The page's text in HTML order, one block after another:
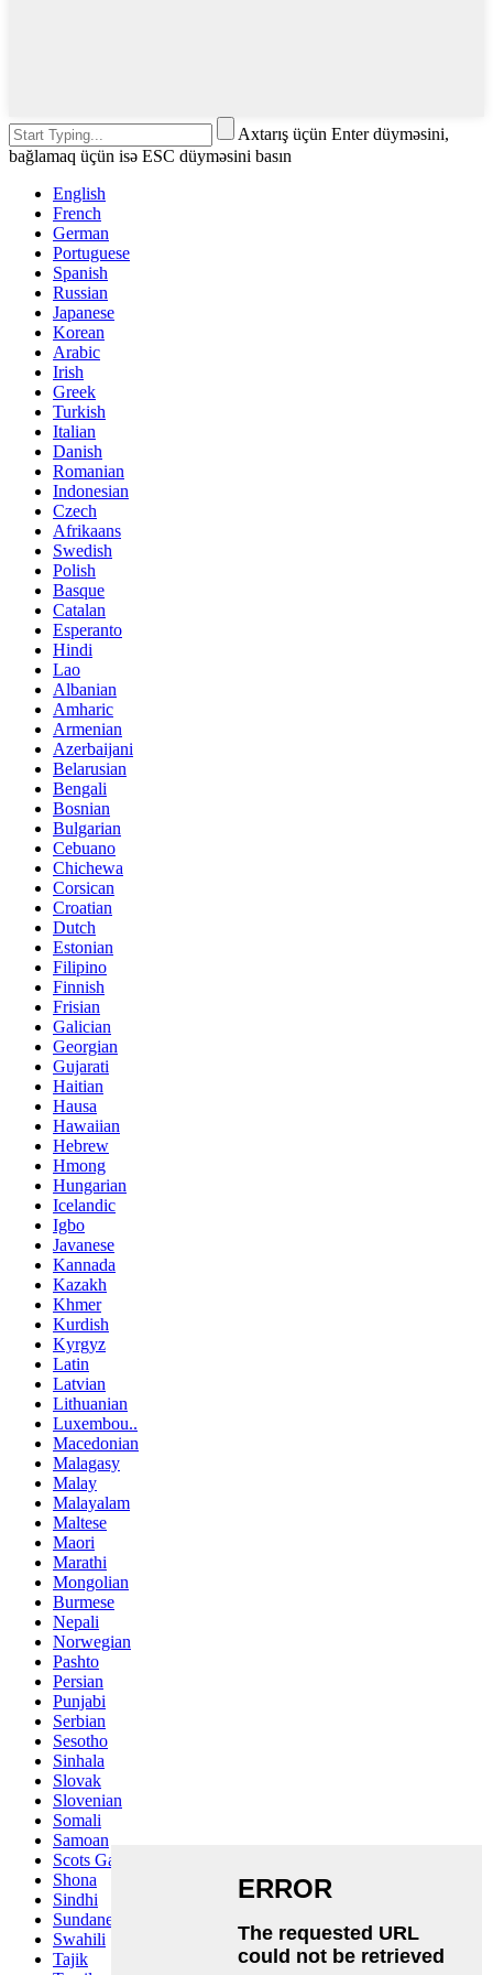
Axtarış üçün Enter düyməsini,
bağlamaq üçün isə ESC düyməsini basın
English
French
German
Portuguese
Spanish
Russian
Japanese
Korean
Arabic
Irish
Greek
Turkish
Italian
Danish
Romanian
Indonesian
Czech
Afrikaans
Swedish
Polish
Basque
Catalan
Esperanto
Hindi
Lao
Albanian
Amharic
Armenian
Azerbaijani
Belarusian
Bengali
Bosnian
Bulgarian
Cebuano
Chichewa
Corsican
Croatian
Dutch
Estonian
Filipino
Finnish
Frisian
Galician
Georgian
Gujarati
Haitian
Hausa
Hawaiian
Hebrew
Hmong
Hungarian
Icelandic
Igbo
Javanese
Kannada
Kazakh
Khmer
Kurdish
Kyrgyz
Latin
Latvian
Lithuanian
Luxembou..
Macedonian
Malagasy
Malay
Malayalam
Maltese
Maori
Marathi
Mongolian
Burmese
Nepali
Norwegian
Pashto
Persian
Punjabi
Serbian
Sesotho
Sinhala
Slovak
Slovenian
Somali
Samoan
Scots Gaelic
Shona
Sindhi
Sundanese
Swahili
Tajik